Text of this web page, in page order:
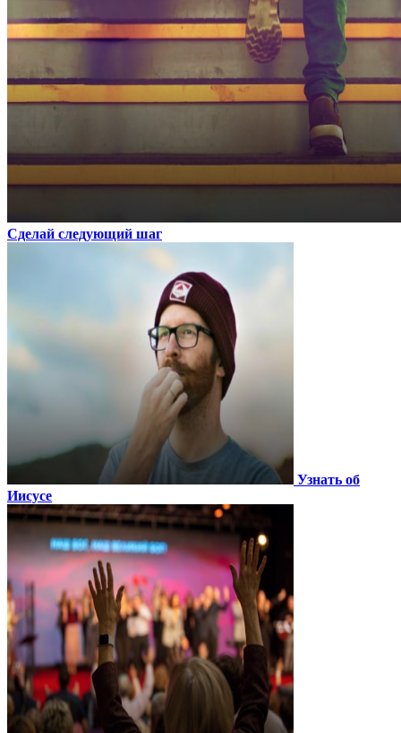
Сделай следующий шаг
Узнать об
Иисусе